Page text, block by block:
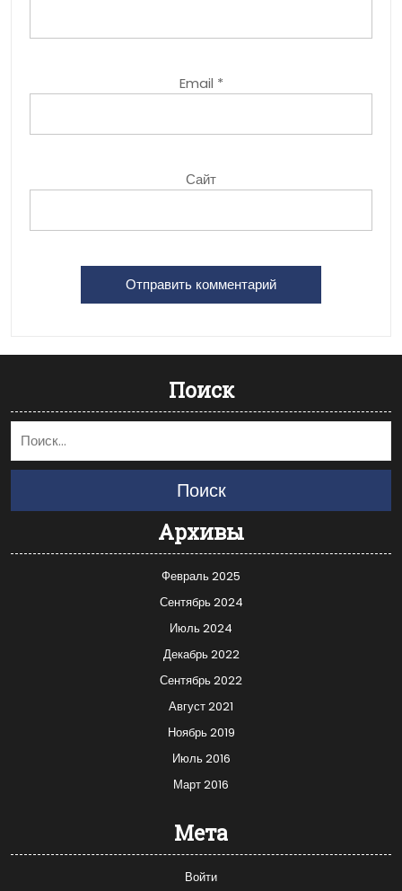
Email *
Сайт
Поиск
Поиск
Архивы
Февраль 2025
Сентябрь 2024
Июль 2024
Декабрь 2022
Сентябрь 2022
Август 2021
Ноябрь 2019
Июль 2016
Март 2016
Мета
Войти